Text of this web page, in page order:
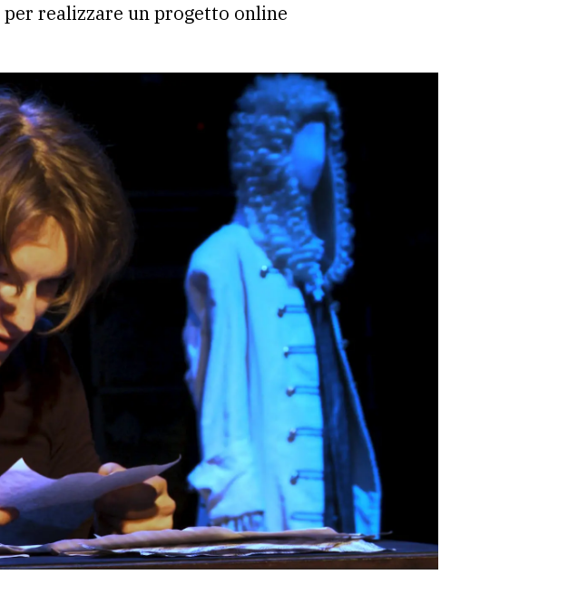
per realizzare un progetto online